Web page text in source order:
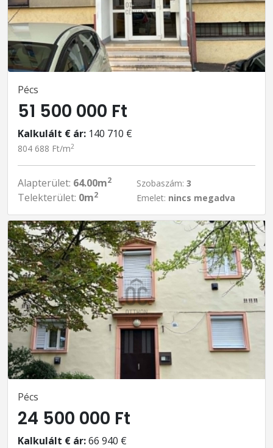
Pécs
51 500 000 Ft
Kalkulált € ár: 140 710 €
804 688 Ft/m2
Alapterület: 64.00m2
Telekterület: 0m2
Szobaszám: 3
Emelet: nincs megadva
Pécs
24 500 000 Ft
Kalkulált € ár:66 940 €